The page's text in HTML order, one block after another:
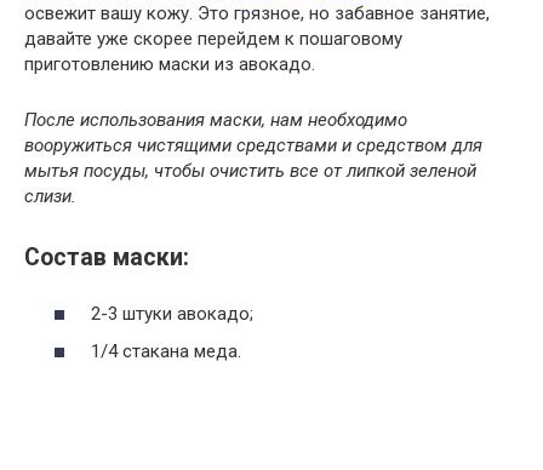
освежит вашу кожу. Это грязное, но забавное занятие,
давайте уже скорее перейдем к пошаговому
приготовлению маски из авокадо.
После использования маски, нам необходимо
вооружиться чистящими средствами и средством для
мытья посуды, чтобы очистить все от липкой зеленой
слизи.
Состав маски:
2-3 штуки авокадо;
1/4 стакана меда.